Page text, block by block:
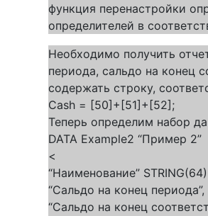
функция перенастройки
определителей в
Необходимо получить
периода, сальдо на конец
содержать строку,
Cash = [50]+[51]+[52];
Теперь определим набор
DATA Example2 “Пример 2”
<
“Наименование”
“Сальдо на конец периода”,
“Сальдо на конец